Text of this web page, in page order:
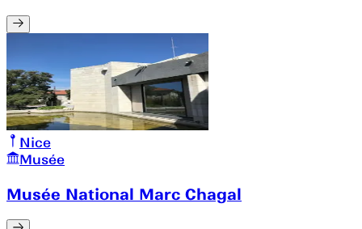
Nice
Musée
Musée National Marc Chagal